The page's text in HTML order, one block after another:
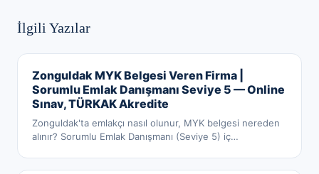
İlgili Yazılar
Zonguldak MYK Belgesi Veren Firma |
Sorumlu Emlak Danışmanı Seviye 5 — Online
Sınav, TÜRKAK Akredite
Zonguldak'ta emlakçı nasıl olunur, MYK belgesi nereden
alınır? Sorumlu Emlak Danışmanı (Seviye 5) iç…